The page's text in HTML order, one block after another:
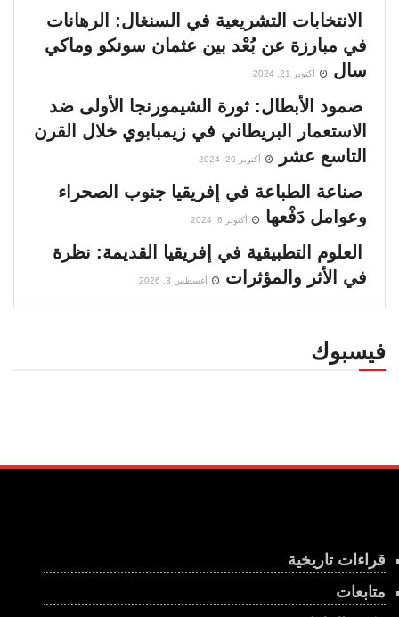
الانتخابات التشريعية في السنغال: الرهانات
في مبارزة عن بُعْد بين عثمان سونكو وماكي
سال
أكتوبر 21, 2024
صمود الأبطال: ثورة الشيمورنجا الأولى ضد
الاستعمار البريطاني في زيمبابوي خلال القرن
التاسع عشر
أكتوبر 20, 2024
صناعة الطباعة في إفريقيا جنوب الصحراء
وعوامل دَفْعها
أكتوبر 6, 2024
العلوم التطبيقية في إفريقيا القديمة: نظرة
في الأثر والمؤثرات
أغسطس 3, 2026
فيسبوك
قراءات تاريخية
متابعات